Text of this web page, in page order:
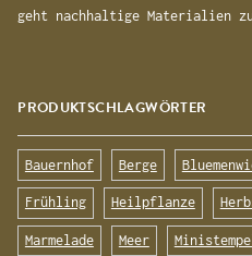
geht nachhaltige Materialien zu
PRODUKTSCHLAGWÖRTER
Bauernhof Berge
Frühling Heilpflanze
Marmelade Meer